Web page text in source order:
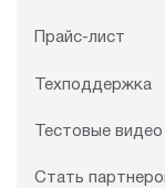
Прайс-лист
Техподдержка
Тестовые видео
Стать